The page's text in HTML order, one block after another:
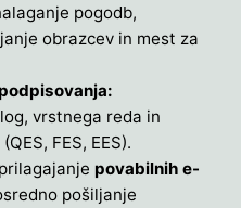
pogodb,
obrazcev in mest za
vrstnega reda in
FES, EES).
prilagajanje povabilnih e-
pošiljanje